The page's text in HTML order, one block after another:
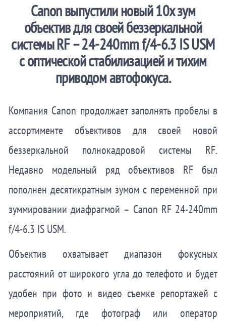
Canon выпустили новый 10x зум
объектив для своей беззеркальной
системы RF – 24-240mm f/4-6.3 IS USM
с оптической стабилизацией и тихим
приводом автофокуса.
Компания Canon продолжает заполнять пробелы в
ассортименте объективов для своей новой
беззеркальной полнокадровой системы RF.
Недавно модельный ряд объективов RF был
пополнен десятикратным зумом с переменной при
зуммировании диафрагмой – Canon RF 24-240mm
f/4-6.3 IS USM.
Объектив охватывает диапазон фокусных
расстояний от широкого угла до телефото и будет
удобен при фото и видео съемке репортажей с
мероприятий, где фотограф или оператор